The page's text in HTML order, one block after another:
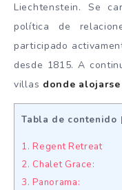
Liechtenstein. Se
política de
participado
desde 1815. A
villas donde alojarse
Tabla de contenido
1. Regent Retreat
2. Chalet Grace:
3. Panorama: